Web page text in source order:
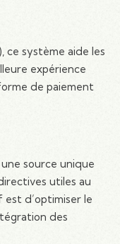
ce système aide les
expérience
de paiement
source unique
utiles au
d’optimiser le
des